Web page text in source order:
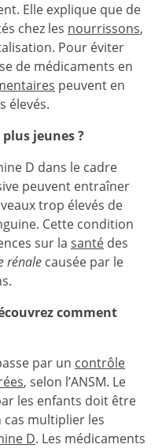
Elle explique que de
chez les nourrissons,
Pour éviter
de médicaments en
peuvent en
élevés.
jeunes ?
D dans le cadre
peuvent entraîner
trop élevés de
Cette condition
sur la santé des
rénale causée par le
comment
par un contrôle
, selon l’ANSM. Le
les enfants doit être
cas multiplier les
D. Les médicaments